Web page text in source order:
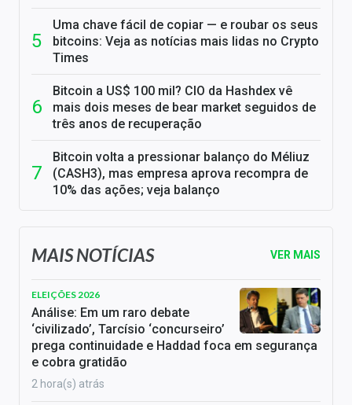
Uma chave fácil de copiar — e roubar os seus
bitcoins: Veja as notícias mais lidas no Crypto
Times
Bitcoin a US$ 100 mil? CIO da Hashdex vê
mais dois meses de bear market seguidos de
três anos de recuperação
Bitcoin volta a pressionar balanço do Méliuz
(CASH3), mas empresa aprova recompra de
10% das ações; veja balanço
MAIS NOTÍCIAS VER MAIS
ELEIÇÕES 2026
Análise: Em um raro debate
‘civilizado’, Tarcísio ‘concurseiro’
prega continuidade e Haddad foca em segurança
e cobra gratidão
2 hora(s) atrás